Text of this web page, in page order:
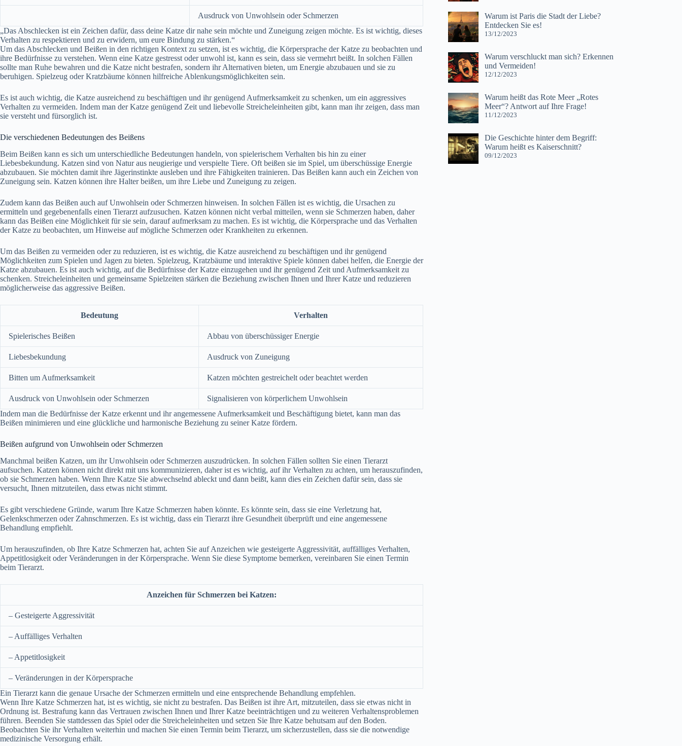
Ausdruck von Unwohlsein oder Schmerzen
„Das Abschlecken ist ein Zeichen dafür, dass deine Katze dir nahe sein möchte und Zuneigung zeigen möchte. Es ist wichtig, dieses
Verhalten zu respektieren und zu erwidern, um eure Bindung zu stärken.“
Um das Abschlecken und Beißen in den richtigen Kontext zu setzen, ist es wichtig, die Körpersprache der Katze zu beobachten und
ihre Bedürfnisse zu verstehen. Wenn eine Katze gestresst oder unwohl ist, kann es sein, dass sie vermehrt beißt. In solchen Fällen
sollte man Ruhe bewahren und die Katze nicht bestrafen, sondern ihr Alternativen bieten, um Energie abzubauen und sie zu
beruhigen. Spielzeug oder Kratzbäume können hilfreiche Ablenkungsmöglichkeiten sein.
Es ist auch wichtig, die Katze ausreichend zu beschäftigen und ihr genügend Aufmerksamkeit zu schenken, um ein aggressives
Verhalten zu vermeiden. Indem man der Katze genügend Zeit und liebevolle Streicheleinheiten gibt, kann man ihr zeigen, dass man
sie versteht und fürsorglich ist.
Die verschiedenen Bedeutungen des Beißens
Beim Beißen kann es sich um unterschiedliche Bedeutungen handeln, von spielerischem Verhalten bis hin zu einer
Liebesbekundung. Katzen sind von Natur aus neugierige und verspielte Tiere. Oft beißen sie im Spiel, um überschüssige Energie
abzubauen. Sie möchten damit ihre Jägerinstinkte ausleben und ihre Fähigkeiten trainieren. Das Beißen kann auch ein Zeichen von
Zuneigung sein. Katzen können ihre Halter beißen, um ihre Liebe und Zuneigung zu zeigen.
Zudem kann das Beißen auch auf Unwohlsein oder Schmerzen hinweisen. In solchen Fällen ist es wichtig, die Ursachen zu
ermitteln und gegebenenfalls einen Tierarzt aufzusuchen. Katzen können nicht verbal mitteilen, wenn sie Schmerzen haben, daher
kann das Beißen eine Möglichkeit für sie sein, darauf aufmerksam zu machen. Es ist wichtig, die Körpersprache und das Verhalten
der Katze zu beobachten, um Hinweise auf mögliche Schmerzen oder Krankheiten zu erkennen.
Um das Beißen zu vermeiden oder zu reduzieren, ist es wichtig, die Katze ausreichend zu beschäftigen und ihr genügend
Möglichkeiten zum Spielen und Jagen zu bieten. Spielzeug, Kratzbäume und interaktive Spiele können dabei helfen, die Energie der
Katze abzubauen. Es ist auch wichtig, auf die Bedürfnisse der Katze einzugehen und ihr genügend Zeit und Aufmerksamkeit zu
schenken. Streicheleinheiten und gemeinsame Spielzeiten stärken die Beziehung zwischen Ihnen und Ihrer Katze und reduzieren
möglicherweise das aggressive Beißen.
Bedeutung Verhalten
Spielerisches Beißen Abbau von überschüssiger Energie
Liebesbekundung Ausdruck von Zuneigung
Bitten um Aufmerksamkeit Katzen möchten gestreichelt oder beachtet werden
Ausdruck von Unwohlsein oder Schmerzen
Signalisieren von körperlichem Unwohlsein
Indem man die Bedürfnisse der Katze erkennt und ihr angemessene Aufmerksamkeit und Beschäftigung bietet, kann man das
Beißen minimieren und eine glückliche und harmonische Beziehung zu seiner Katze fördern.
Beißen aufgrund von Unwohlsein oder Schmerzen
Manchmal beißen Katzen, um ihr Unwohlsein oder Schmerzen auszudrücken. In solchen Fällen sollten Sie einen Tierarzt
aufsuchen. Katzen können nicht direkt mit uns kommunizieren, daher ist es wichtig, auf ihr Verhalten zu achten, um herauszufinden,
ob sie Schmerzen haben. Wenn Ihre Katze Sie abwechselnd ableckt und dann beißt, kann dies ein Zeichen dafür sein, dass sie
versucht, Ihnen mitzuteilen, dass etwas nicht stimmt.
Es gibt verschiedene Gründe, warum Ihre Katze Schmerzen haben könnte. Es könnte sein, dass sie eine Verletzung hat,
Gelenkschmerzen oder Zahnschmerzen. Es ist wichtig, dass ein Tierarzt ihre Gesundheit überprüft und eine angemessene
Behandlung empfiehlt.
Um herauszufinden, ob Ihre Katze Schmerzen hat, achten Sie auf Anzeichen wie gesteigerte Aggressivität, auffälliges Verhalten,
Appetitlosigkeit oder Veränderungen in der Körpersprache. Wenn Sie diese Symptome bemerken, vereinbaren Sie einen Termin
beim Tierarzt.
Anzeichen für Schmerzen bei Katzen:
– Gesteigerte Aggressivität
– Auffälliges Verhalten
– Appetitlosigkeit
– Veränderungen in der Körpersprache
Ein Tierarzt kann die genaue Ursache der Schmerzen ermitteln und eine entsprechende Behandlung empfehlen.
Wenn Ihre Katze Schmerzen hat, ist es wichtig, sie nicht zu bestrafen. Das Beißen ist ihre Art, mitzuteilen, dass sie etwas nicht in
Ordnung ist. Bestrafung kann das Vertrauen zwischen Ihnen und Ihrer Katze beeinträchtigen und zu weiteren Verhaltensproblemen
führen. Beenden Sie stattdessen das Spiel oder die Streicheleinheiten und setzen Sie Ihre Katze behutsam auf den Boden.
Beobachten Sie ihr Verhalten weiterhin und machen Sie einen Termin beim Tierarzt, um sicherzustellen, dass sie die notwendige
medizinische Versorgung erhält.
Warum ist Paris die Stadt der Liebe?
Entdecken Sie es!
13/12/2023
Warum verschluckt man sich? Erkennen
und Vermeiden!
12/12/2023
Warum heißt das Rote Meer „Rotes
Meer“? Antwort auf Ihre Frage!
11/12/2023
Die Geschichte hinter dem Begriff:
Warum heißt es Kaiserschnitt?
09/12/2023